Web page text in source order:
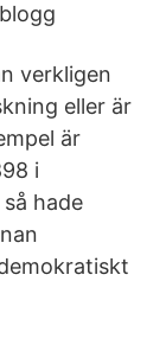
verkligen
eller är
är
i
hade